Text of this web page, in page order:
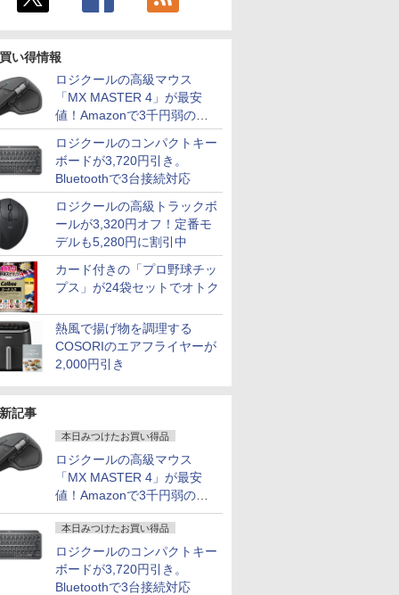
い得情報
ロジクールの高級マウス
「MX MASTER 4」が最安
値！Amazonで3千円弱の割
引
ロジクールのコンパクトキー
ボードが3,720円引き。
Bluetoothで3台接続対応
ロジクールの高級トラックボ
ールが3,320円オフ！定番モ
デルも5,280円に割引中
カード付きの「プロ野球チッ
プス」が24袋セットでオトク
熱風で揚げ物を調理する
COSORIのエアフライヤーが
2,000円引き
記事
本日みつけたお買い得品
ロジクールの高級マウス
「MX MASTER 4」が最安
値！Amazonで3千円弱の割
引
本日みつけたお買い得品
ロジクールのコンパクトキー
ボードが3,720円引き。
Bluetoothで3台接続対応